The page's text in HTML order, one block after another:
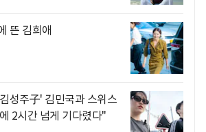
뜬 김희애
성주子' 김민국과 스위스
2시간 넘게 기다렸다"